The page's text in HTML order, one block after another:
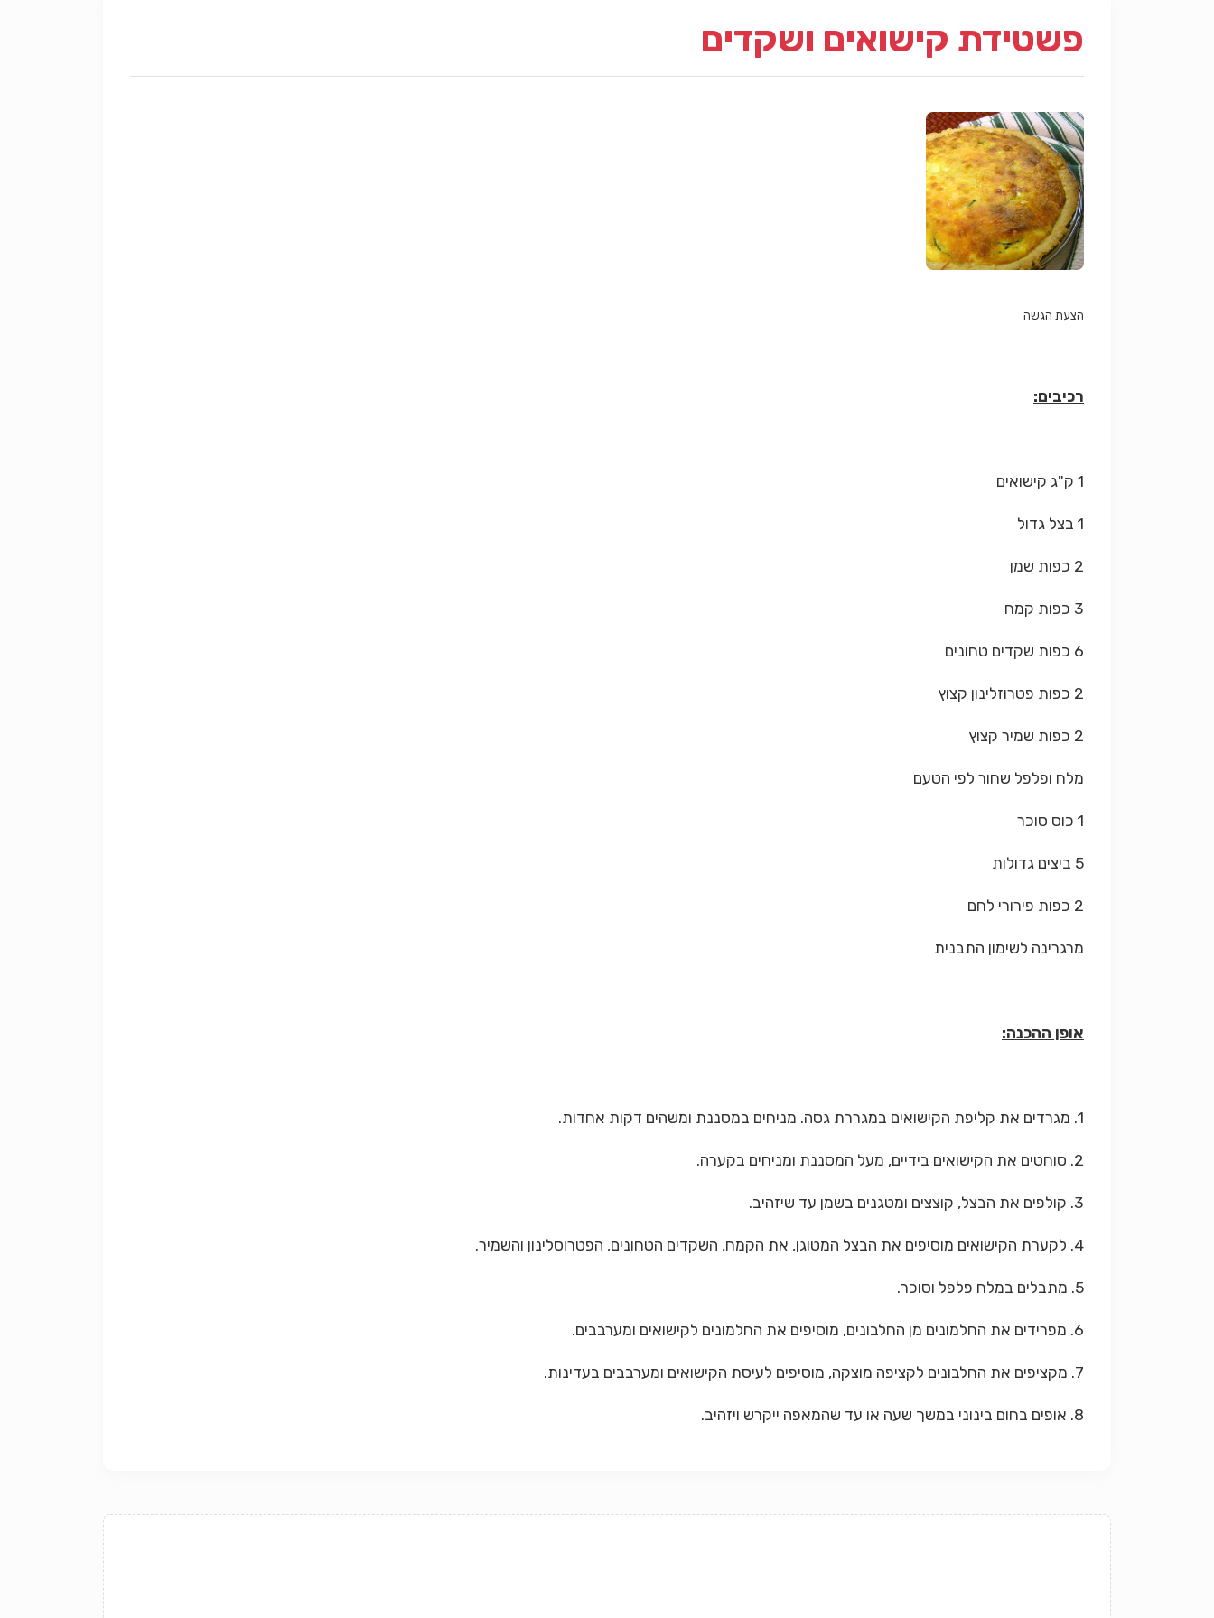
פשטידת קישואים ושקדים
הצעת הגשה
רכיבים:
1 ק"ג קישואים
1 בצל גדול
2 כפות שמן
3 כפות קמח
6 כפות שקדים טחונים
2 כפות פטרוזלינון קצוץ
2 כפות שמיר קצוץ
מלח ופלפל שחור לפי הטעם
1 כוס סוכר
5 ביצים גדולות
2 כפות פירורי לחם
מרגרינה לשימון התבנית
אופן ההכנה:
1. מגרדים את קליפת הקישואים במגררת גסה. מניחים במסננת ומשהים דקות אחדות.
2. סוחטים את הקישואים בידיים, מעל המסננת ומניחים בקערה.
3. קולפים את הבצל, קוצצים ומטגנים בשמן עד שיזהיב.
4. לקערת הקישואים מוסיפים את הבצל המטוגן, את הקמח, השקדים הטחונים, הפטרוסלינון והשמיר.
5. מתבלים במלח פלפל וסוכר.
6. מפרידים את החלמונים מן החלבונים, מוסיפים את החלמונים לקישואים ומערבבים.
7. מקציפים את החלבונים לקציפה מוצקה, מוסיפים לעיסת הקישואים ומערבבים בעדינות.
8. אופים בחום בינוני במשך שעה או עד שהמאפה ייקרש ויזהיב.